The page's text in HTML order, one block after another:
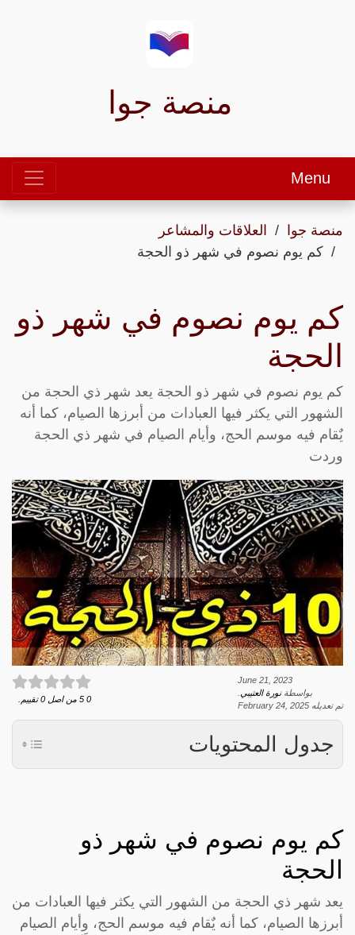
منصة جوا
Menu
منصة جوا
العلاقات والمشاعر
كم يوم نصوم في شهر ذو الحجة
كم يوم نصوم في شهر ذو
الحجة
كم يوم نصوم في شهر ذو الحجة يعد شهر ذي الحجة من
الشهور التي يكثر فيها العبادات من أبرزها الصيام، كما أنه
يٌقام فيه موسم الحج، وأيام الصيام في شهر ذي الحجة
وردت
June 21, 2023
بواسطةنورة العتيبي
تم تعديله February 24, 2025
0
5 من اصل 0 تقييم.
جدول المحتويات
كم يوم نصوم في شهر ذو
الحجة
يعد شهر ذي الحجة من الشهور التي يكثر فيها العبادات من
أبرزها الصيام، كما أنه يٌقام فيه موسم الحج، وأيام الصيام